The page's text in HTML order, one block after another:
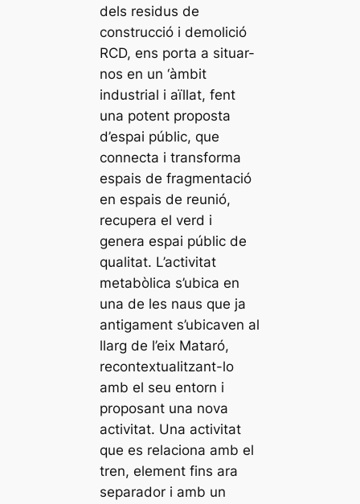
dels residus de
construcció i demolició
RCD, ens porta a situar-
nos en un ‘àmbit
industrial i aïllat, fent
una potent proposta
d’espai públic, que
connecta i transforma
espais de fragmentació
en espais de reunió,
recupera el verd i
genera espai públic de
qualitat. L’activitat
metabòlica s’ubica en
una de les naus que ja
antigament s’ubicaven al
llarg de l’eix Mataró,
recontextualitzant-lo
amb el seu entorn i
proposant una nova
activitat. Una activitat
que es relaciona amb el
tren, element fins ara
separador i amb un